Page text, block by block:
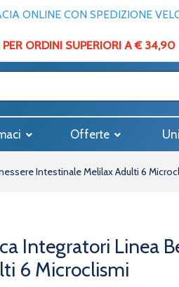
ONLINE CON SPEDIZIONE
ORDINI SUPERIORI A € 34,90
Offerte
Intestinale Melilax Adulti 6
Integratori Linea
6 Microclismi